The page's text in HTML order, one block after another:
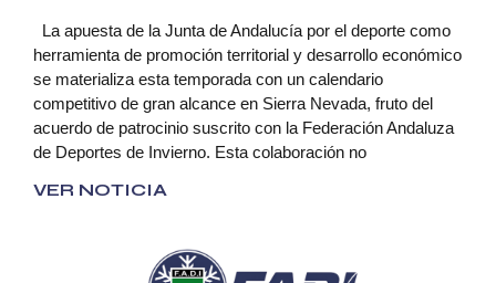
La apuesta de la Junta de Andalucía por el deporte como
herramienta de promoción territorial y desarrollo económico
se materializa esta temporada con un calendario
competitivo de gran alcance en Sierra Nevada, fruto del
acuerdo de patrocinio suscrito con la Federación Andaluza
de Deportes de Invierno. Esta colaboración no
VER NOTICIA